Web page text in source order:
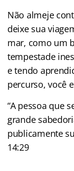
Não almeje
deixe sua
mar, como um
tempestade
e tendo
percurso, você
“A pessoa que
grande
publicamente
14:29